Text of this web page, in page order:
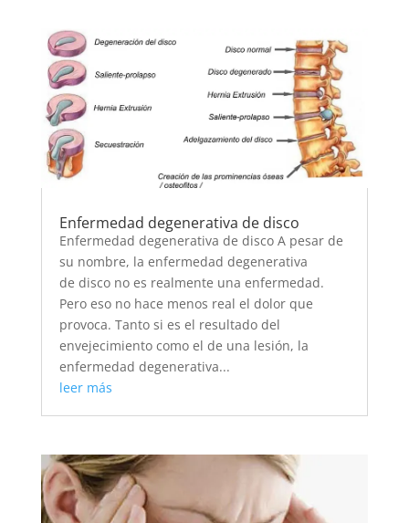
Enfermedad degenerativa de disco
Enfermedad degenerativa de disco A pesar de
su nombre, la enfermedad degenerativa
de disco no es realmente una enfermedad.
Pero eso no hace menos real el dolor que
provoca. Tanto si es el resultado del
envejecimiento como el de una lesión, la
enfermedad degenerativa...
leer más